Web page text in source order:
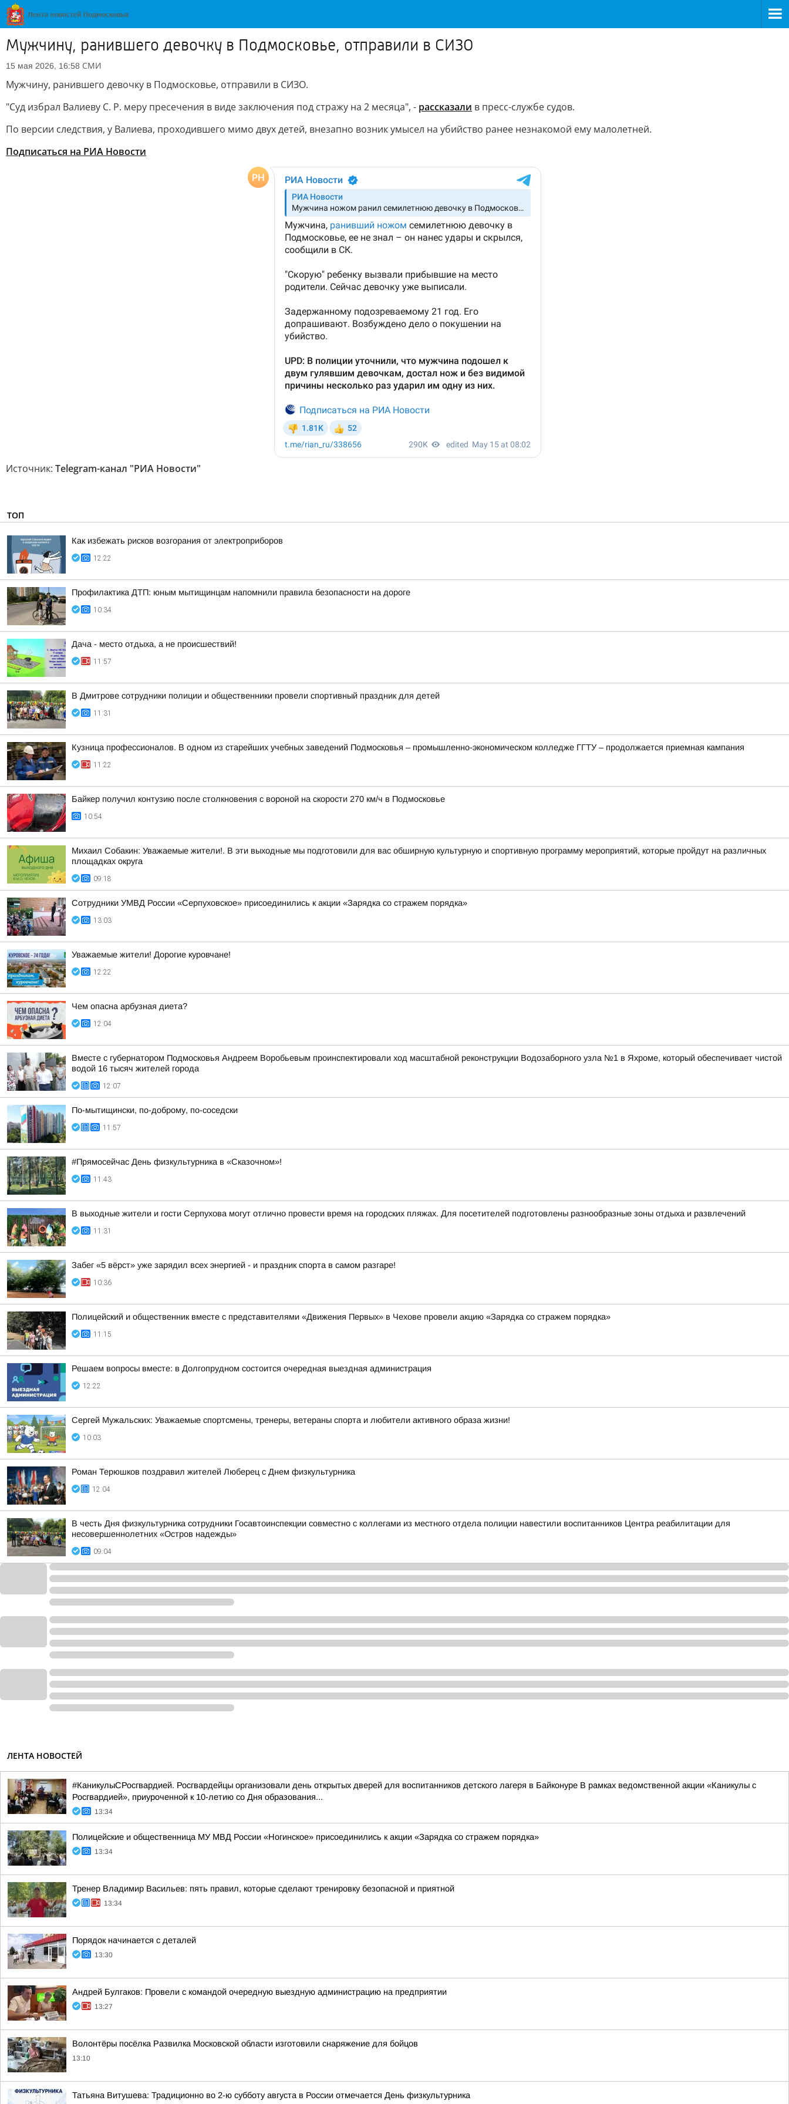
Мужчину, ранившего девочку в Подмосковье, отправили в СИЗО
15 мая 2026, 16:58 СМИ
Мужчину, ранившего девочку в Подмосковье, отправили в СИЗО.
"Суд избрал Валиеву С. Р. меру пресечения в виде заключения под стражу на 2 месяца", - рассказали в пресс-службе судов.
По версии следствия, у Валиева, проходившего мимо двух детей, внезапно возник умысел на убийство ранее незнакомой ему малолетней.
Подписаться на РИА Новости
Источник: Telegram-канал "РИА Новости"
ТОП
Как избежать рисков возгорания от электроприборов
12:22
Профилактика ДТП: юным мытищинцам напомнили правила безопасности на дороге
10:34
Дача - место отдыха, а не происшествий!
11:57
В Дмитрове сотрудники полиции и общественники провели спортивный праздник для детей
11:31
Кузница профессионалов. В одном из старейших учебных заведений Подмосковья – промышленно-экономическом колледже ГГТУ – продолжается приемная кампания
11:22
Байкер получил контузию после столкновения с вороной на скорости 270 км/ч в Подмосковье
10:54
Михаил Собакин: Уважаемые жители!. В эти выходные мы подготовили для вас обширную культурную и спортивную программу мероприятий, которые пройдут на различных
площадках округа
09:18
Сотрудники УМВД России «Серпуховское» присоединились к акции «Зарядка со стражем порядка»
13:03
Уважаемые жители! Дорогие куровчане!
12:22
Чем опасна арбузная диета?
12:04
Вместе с губернатором Подмосковья Андреем Воробьевым проинспектировали ход масштабной реконструкции Водозаборного узла №1 в Яхроме, который обеспечивает чистой
водой 16 тысяч жителей города
12:07
По-мытищински, по-доброму, по-соседски
11:57
#Прямосейчас День физкультурника в «Сказочном»!
11:43
В выходные жители и гости Серпухова могут отлично провести время на городских пляжах. Для посетителей подготовлены разнообразные зоны отдыха и развлечений
11:31
Забег «5 вёрст» уже зарядил всех энергией - и праздник спорта в самом разгаре!
10:36
Полицейский и общественник вместе с представителями «Движения Первых» в Чехове провели акцию «Зарядка со стражем порядка»
11:15
Решаем вопросы вместе: в Долгопрудном состоится очередная выездная администрация
12:22
Сергей Мужальских: Уважаемые спортсмены, тренеры, ветераны спорта и любители активного образа жизни!
10:03
Роман Терюшков поздравил жителей Люберец с Днем физкультурника
12:04
В честь Дня физкультурника сотрудники Госавтоинспекции совместно с коллегами из местного отдела полиции навестили воспитанников Центра реабилитации для
несовершеннолетних «Остров надежды»
09:04
ЛЕНТА НОВОСТЕЙ
#КаникулыСРосгвардией. Росгвардейцы организовали день открытых дверей для воспитанников детского лагеря в Байконуре В рамках ведомственной акции «Каникулы с
Росгвардией», приуроченной к 10-летию со Дня образования...
13:34
Полицейские и общественница МУ МВД России «Ногинское» присоединились к акции «Зарядка со стражем порядка»
13:34
Тренер Владимир Васильев: пять правил, которые сделают тренировку безопасной и приятной
13:34
Порядок начинается с деталей
13:30
Андрей Булгаков: Провели с командой очередную выездную администрацию на предприятии
13:27
Волонтёры посёлка Развилка Московской области изготовили снаряжение для бойцов
13:10
Татьяна Витушева: Традиционно во 2-ю субботу августа в России отмечается День физкультурника